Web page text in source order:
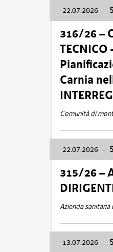
22.07.2026 -
316/26 –
Carnia
Comunità di
22.07.2026 -
315/26 –
Azienda sanitaria
13.07.2026 -